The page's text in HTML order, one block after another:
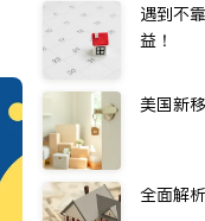
遇到不
益！
美国新
全面解